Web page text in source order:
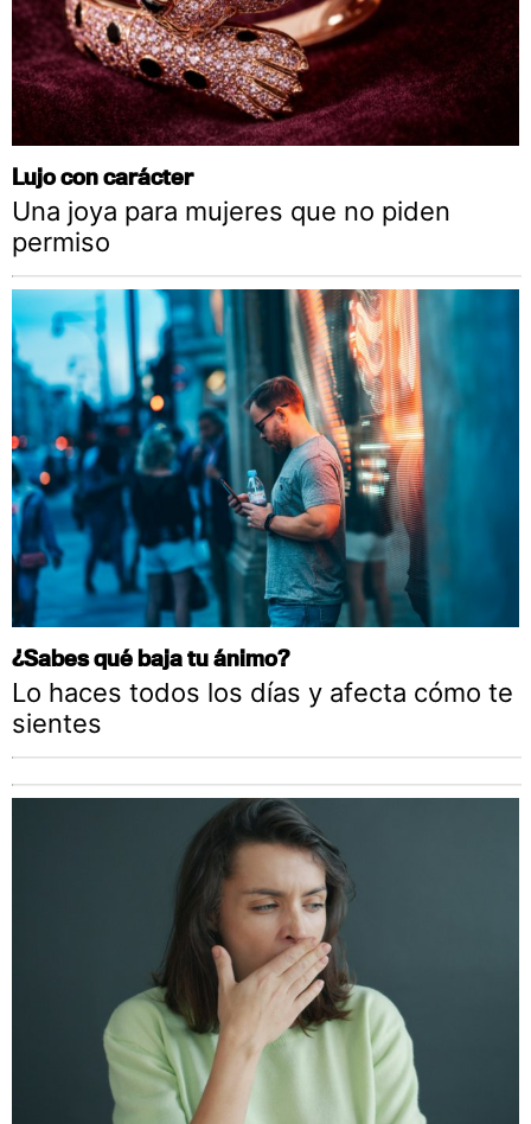
Lujo con carácter
Una joya para mujeres que no piden
permiso
¿Sabes qué baja tu ánimo?
Lo haces todos los días y afecta cómo te
sientes